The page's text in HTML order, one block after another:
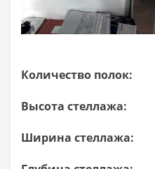
Количество полок:
Высота стеллажа:
Ширина стеллажа: